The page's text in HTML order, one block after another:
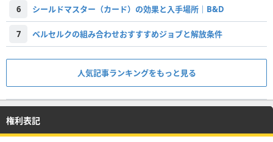
6 シールドマスター（カード）の効果と入手場所｜B&D
7 ベルセルクの組み合わせおすすすめジョブと解放条件
人気記事ランキングをもっと見る
権利表記